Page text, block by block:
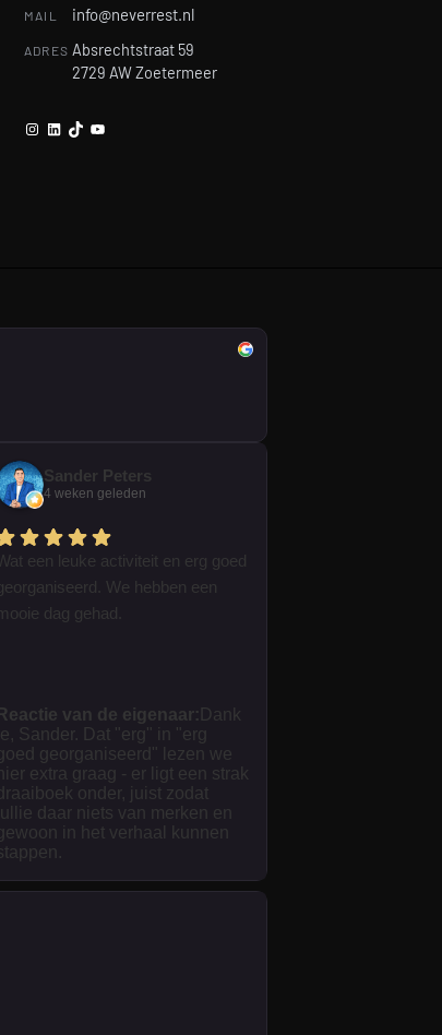
MAIL info@neverrest.nl
ADRES Absrechtstraat 59
2729 AW Zoetermeer
Instagram
LinkedIn
TikTokYouTube
Sander Peters
4 weken geleden
een leuke activiteit en erg goed
We hebben een
dag gehad.
Reactie van de eigenaar: Dank
Sander. Dat "erg" in "erg
georganiseerd" lezen we
hier extra graag - er ligt een strak
onder, juist zodat
daar niets van merken en
in het verhaal kunnen